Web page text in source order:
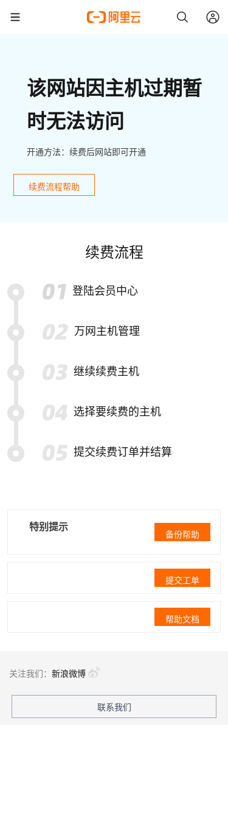
该网站因主机过期暂
时无法访问
开通方法：续费后网站即可开通
续费流程帮助
续费流程
登陆会员中心
万网主机管理
继续续费主机
选择要续费的主机
提交续费订单并结算
特别提示
备份帮助
提交工单
帮助文档